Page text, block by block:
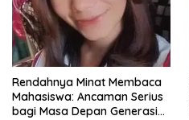
Rendahnya Minat Membaca
Mahasiswa: Ancaman Serius
bagi Masa Depan Generasi